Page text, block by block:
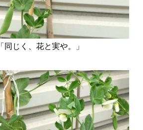
「同じく、花と実や。」